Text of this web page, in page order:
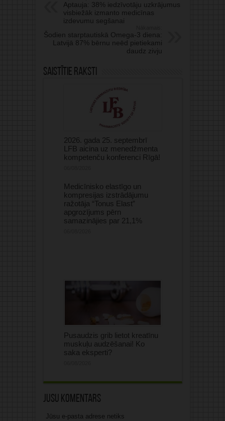
Aptauja: 38% iedzīvotāju uzkrājumus
visbiežāk izmanto medicīnas
izdevumu segšanai
Šodien starptautiskā Omega-3 diena:
Latvijā 87% bērnu neēd pietiekami
daudz zivju
Saistītie raksti
2026. gada 25. septembrī
LFB aicina uz menedžmenta
kompetenču konferenci Rīgā!
Medicīnisko elastīgo un
kompresijas izstrādājumu
ražotāja “Tonus Elast”
apgrozījums pērn
samazinājies par 21,1%
Pusaudzis grib lietot kreatīnu
muskuļu audzēšanai! Ko
saka eksperti?
Jūsu komentārs
Jūsu e-pasta adrese netiks